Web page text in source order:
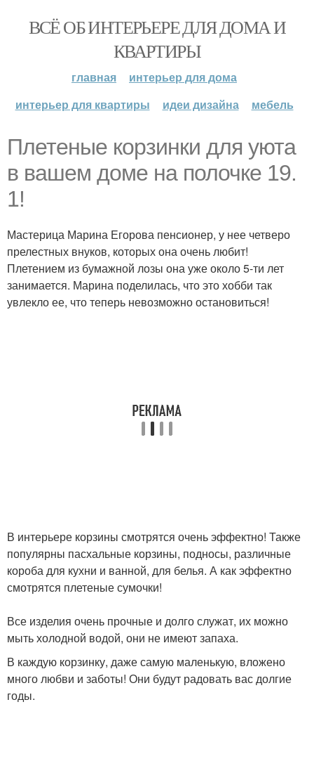
ВСЁ ОБ ИНТЕРЬЕРЕ ДЛЯ ДОМА И
КВАРТИРЫ
главная
интерьер для дома
интерьер для квартиры
идеи дизайна мебель
Плетеные корзинки для уюта
в вашем доме на полочке 19.
1!
Мастерица Марина Егорова пенсионер, у нее четверо
прелестных внуков, которых она очень любит!
Плетением из бумажной лозы она уже около 5-ти лет
занимается. Марина поделилась, что это хобби так
увлекло ее, что теперь невозможно остановиться!
В интерьере корзины смотрятся очень эффектно! Также
популярны пасхальные корзины, подносы, различные
короба для кухни и ванной, для белья. А как эффектно
смотрятся плетеные сумочки!
Все изделия очень прочные и долго служат, их можно
мыть холодной водой, они не имеют запаха.
В каждую корзинку, даже самую маленькую, вложено
много любви и заботы! Они будут радовать вас долгие
годы.